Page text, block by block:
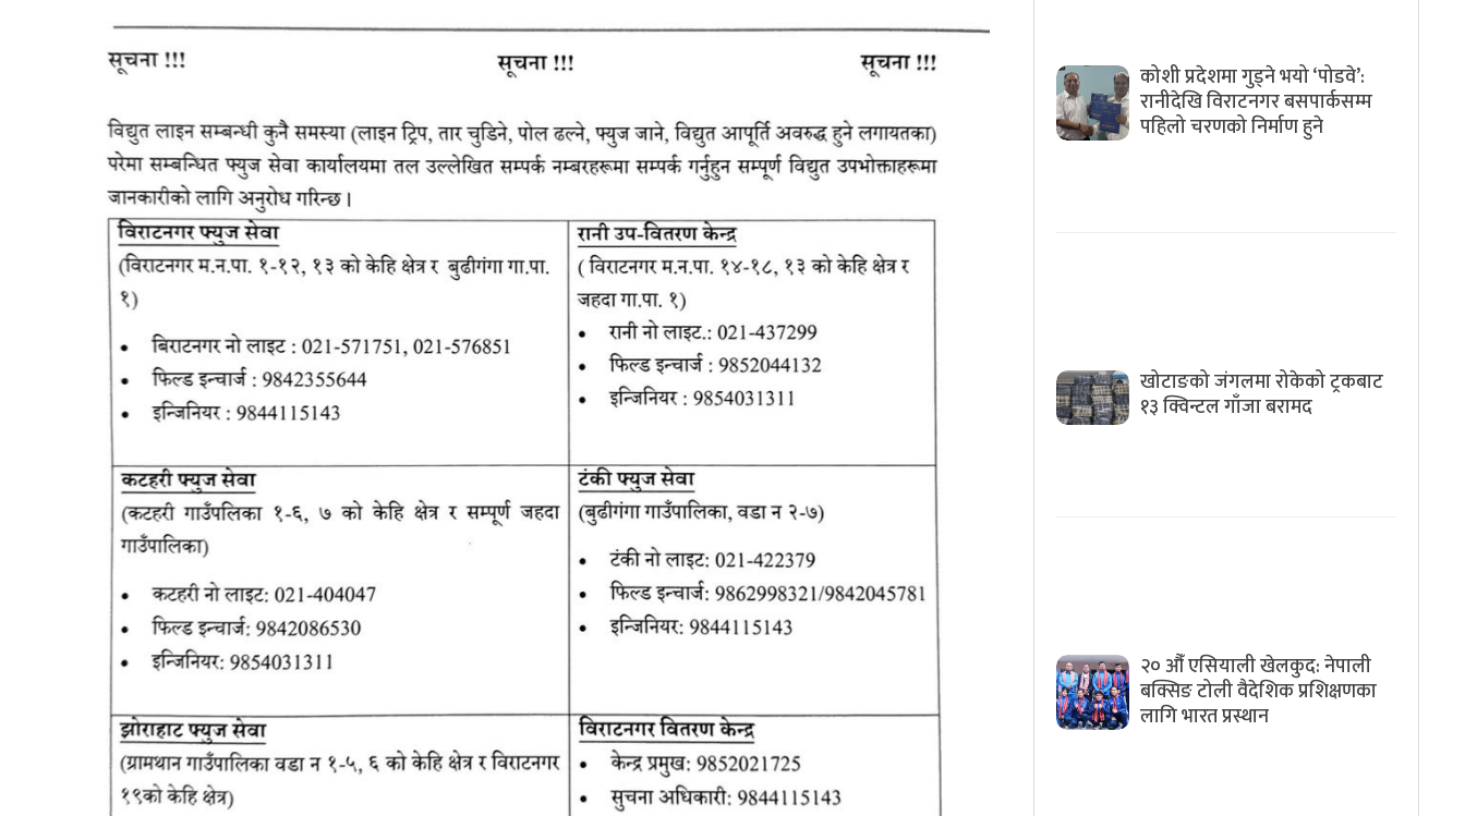
कोशी प्रदेशमा गुड्ने भयो ‘पोडवे’:
रानीदेखि विराटनगर बसपार्कसम्म
पहिलो चरणको निर्माण हुने
खोटाङको जंगलमा रोकेको ट्रकबाट
१३ क्विन्टल गाँजा बरामद
२० औँ एसियाली खेलकुद: नेपाली
बक्सिङ टोली वैदेशिक प्रशिक्षणका
लागि भारत प्रस्थान